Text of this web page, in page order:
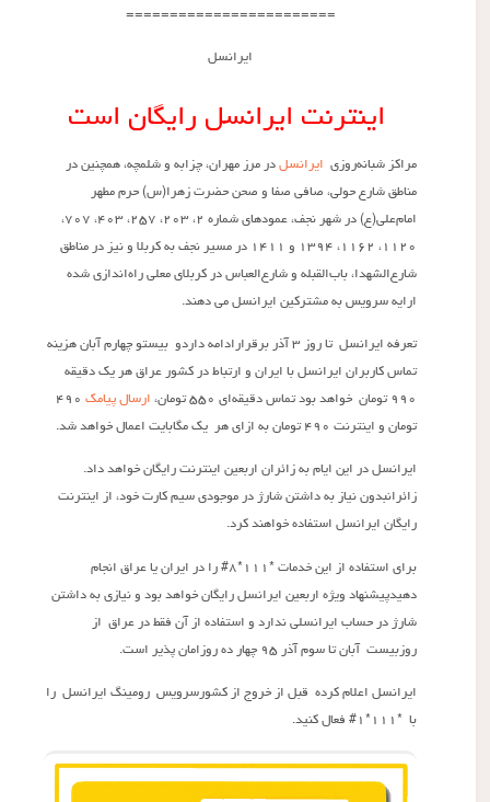
========================
ایرانسل
اینترنت ایرانسل رایگان است
مراکز شبانه‌روزیایرانسلدر مرز مهران، چزابه و شلمچه، همچنین در
مناطق شارع حولی، صافی صفا و صحن حضرت زهرا(س) حرم مطهر
امام‌علی(ع) در شهر نجف، عمودهای شماره ۲، ۲۰۳، ۲۵۷، ۴۰۳، ۷۰۷،
۱۱۲۰، ۱۱۶۲، ۱۳۹۴ و ۱۴۱۱ در مسیر نجف به کربلا و نیز در مناطق
شارع‌الشهدا، باب‌القبله و شارع‌العباس در کربلای معلی راه‌اندازی شده
ارایه سرویس به مشترکین ایرانسل می دهند.
تعرفه ایرانسل تا روز ۳ آذر برقرارادامه داردو بیستو چهارم آبان‌ هزینه
تماس کاربران ایرانسل با ایران و ارتباط در کشور عراق هر یک دقیقه
۹۹۰ تومان خواهد بود تماس دقیقه‌ای ۵۵۰ تومان،
ارسال پیامک۴۹۰
تومان و اینترنت ۴۹۰ تومان به ازای هر یک مگابایت اعمال خواهد شد.
ایرانسل در این ایام به زائران اربعین اینترنت رایگان خواهد داد.
زائرانبدون نیاز به داشتن شارژ در موجودی سیم کارت خود، از اینترنت
رایگان ایرانسل استفاده خواهند کرد.
برای استفاده از این خدمات *۱۱۱*۸# را در ایران یا عراق انجام
دهیدپیشنهاد ویژه اربعین ایرانسل رایگان خواهد بود و نیازی به داشتن
شارژ در حساب ایرانسلی ندارد و استفاده از آن فقط در عراق از
روزبیست آبان تا سوم آذر ۹۵ چهار ده روزامان پذیر است.
ایرانسل اعلام کرده قبل از خروج از کشورسرویس رومینگ ایرانسل را
با *۱۱۱*۱# فعال کنید.